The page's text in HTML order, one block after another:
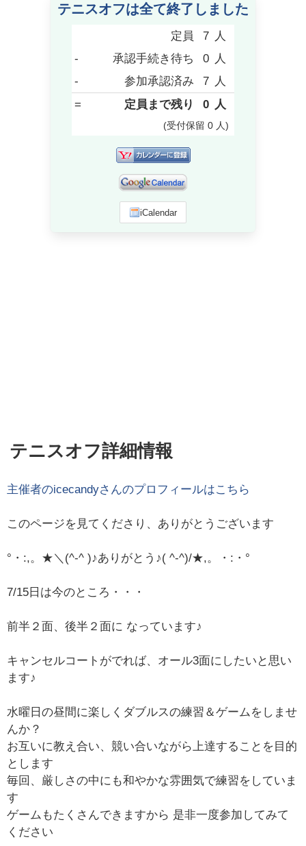
テニスオフは全て終了しました
定員 7 人
-
承認手続き待ち 0 人
-
参加承認済み 7 人
=
定員まで残り 0 人
(受付保留 0 人)
iCalendar
テニスオフ詳細情報
主催者のicecandyさんのプロフィールはこちら
このページを見てくださり、ありがとうございます
°・:,。★＼(^-^ )♪ありがとう♪( ^-^)/★,。・:・°
7/15日は今のところ・・・
前半２面、後半２面に なっています♪
キャンセルコートがでれば、オール3面にしたいと思い
ます♪
水曜日の昼間に楽しくダブルスの練習＆ゲームをしませ
んか？
お互いに教え合い、競い合いながら上達することを目的
とします
毎回、厳しさの中にも和やかな雰囲気で練習をしていま
す
ゲームもたくさんできますから 是非一度参加してみて
ください